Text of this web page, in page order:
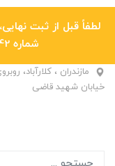
لطفاً قبل از ثبت
شماره 6042 5460 011 تماس بگیرید.
مازندران ، کلارآباد،
خیابان شهید قاضی